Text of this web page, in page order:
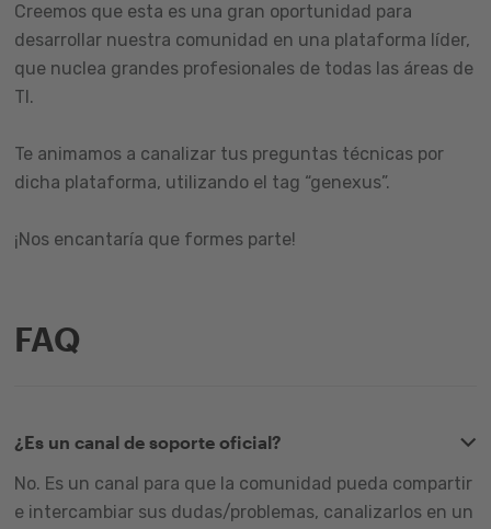
Creemos que esta es una gran oportunidad para
desarrollar nuestra comunidad en una plataforma líder,
que nuclea grandes profesionales de todas las áreas de
TI.
Te animamos a canalizar tus preguntas técnicas por
dicha plataforma, utilizando el tag “genexus”.
¡Nos encantaría que formes parte!
FAQ
¿Es un canal de soporte oficial?
No. Es un canal para que la comunidad pueda compartir
e intercambiar sus dudas/problemas, canalizarlos en un